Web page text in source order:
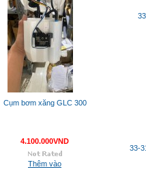
Cụm bơm xăng GLC 300
4.100.000VND
Thêm vào
33-